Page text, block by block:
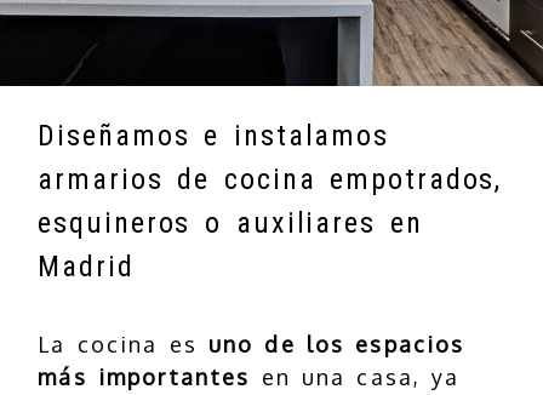
Diseñamos e instalamos
armarios de cocina empotrados,
esquineros o auxiliares en
Madrid
La cocina es uno de los espacios
más importantes en una casa, ya